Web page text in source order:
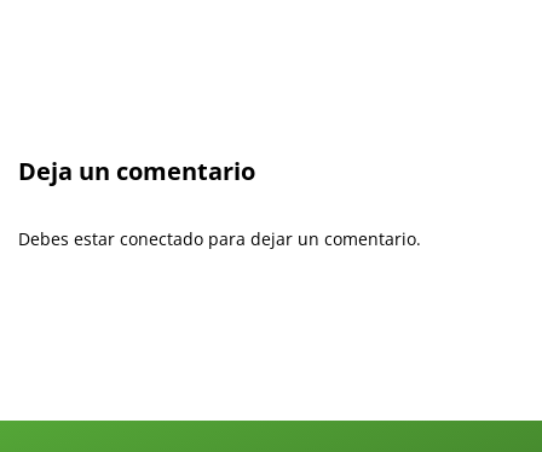
Deja un comentario
Debes estar conectado para dejar un comentario.